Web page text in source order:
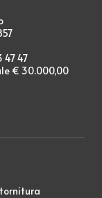
47 47
€ 30.000,00